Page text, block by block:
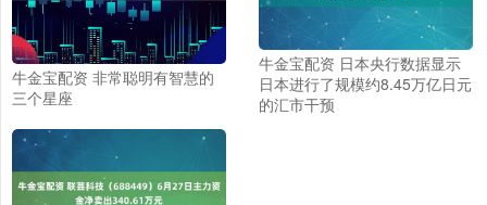
牛金宝配资 非常聪明有智慧的
三个星座
牛金宝配资 日本央行数据显示
日本进行了规模约8.45万亿日元
的汇市干预